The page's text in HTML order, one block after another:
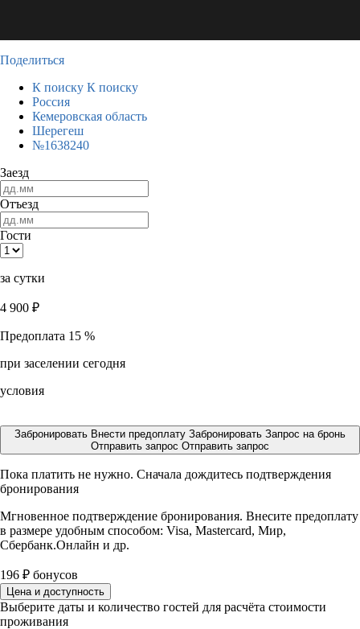
Поделиться
К поиску К поиску
Россия
Кемеровская область
Шерегеш
№1638240
Заезд
Отъезд
Гости
за сутки
4 900 ₽
Предоплата 15 %
при заселении сегодня
условия
Забронировать Внести предоплату Забронировать Запрос на бронь
Отправить запрос Отправить запрос
Пока платить не нужно. Сначала дождитесь подтверждения
бронирования
Мгновенное подтверждение бронирования. Внесите предоплату
в размере удобным способом: Visa, Mastercard, Мир,
Сбербанк.Онлайн и др.
196 ₽ бонусов
Цена и доступность
Выберите даты и количество гостей для расчёта стоимости
проживания